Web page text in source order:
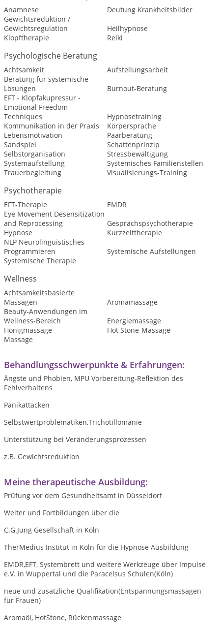
Anamnese
Deutung Krankheitsbilder
Gewichtsreduktion /
Gewichtsregulation
Heilhypnose
Klopftherapie
Reiki
Psychologische Beratung
Achtsamkeit
Aufstellungsarbeit
Beratung für systemische
Lösungen
Burnout-Beratung
EFT - Klopfakupressur -
Emotional Freedom
Techniques
Hypnosetraining
Kommunikation in der Praxis
Körpersprache
Lebensmotivation
Paarberatung
Sandspiel
Schattenprinzip
Selbstorganisation
Stressbewältigung
Systemaufstellung
Systemisches Familienstellen
Trauerbegleitung
Visualisierungs-Training
Psychotherapie
EFT-Therapie
EMDR
Eye Movement Desensitization
and Reprocessing
Gesprächspsychotherapie
Hypnose
Kurzzeittherapie
NLP Neurolinguistisches
Programmieren
Systemische Aufstellungen
Systemische Therapie
Wellness
Achtsamkeitsbasierte
Massagen
Aromamassage
Beauty-Anwendungen im
Wellness-Bereich
Energiemassage
Honigmassage
Hot Stone-Massage
Massage
Behandlungsschwerpunkte & Erfahrungen:
Ängste und Phobien, MPU Vorbereitung-Reflektion des
Fehlverhaltens
Panikattacken
Selbstwertproblematiken,Trichotillomanie
Unterstützung bei Veränderungsprozessen
z.B. Gewichtsreduktion
Meine therapeutische Ausbildung:
Prüfung vor dem Gesundheitsamt in Düsseldorf
Weiter und Fortbildungen über die
C.G.Jung Gesellschaft in Köln
TherMedius Institut in Köln für die Hypnose Ausbildung
EMDR,EFT, Systembrett und weitere Werkzeuge über Impulse
e.V. in Wuppertal und die Paracelsus Schulen(Köln)
neue und zusätzliche Qualifikation(Entspannungsmassagen
für Frauen)
Aromaöl, HotStone, Rückenmassage